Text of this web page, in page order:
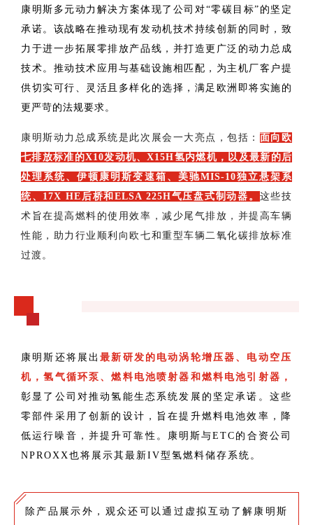
康明斯多元动力解决方案体现了公司对“零碳目标”的坚定
承诺。该战略在推动现有发动机技术持续创新的同时，致
力于进一步拓展零排放产品线，并打造更广泛的动力总成
技术。推动技术应用与基础设施相匹配，为主机厂客户提
供切实可行、灵活且多样化的选择，满足欧洲即将实施的
更严苛的法规要求。
康明斯动力总成系统是此次展会一大亮点，包括： 面向 欧
七排放标准的X10发动机、X15H氢内燃机，以及最新的后
处理系统、伊顿康明斯变速箱、美驰MIS-10独立悬架系
统、17X HE后桥和ELSA 225H气压盘式制动器。 这些技
术旨在提高燃料的使用效率，减少尾气排放，并提高车辆
性能，助力行业顺利向欧七和重型车辆二氧化碳排放标准
过渡。
康明斯还将展出最新研发的电动涡轮增压器、电动空压
机，氢气循环泵、燃料电池喷射器和燃料电池引射器，
彰显了公司对推动氢能生态系统发展的坚定承诺。这些
零部件采用了创新的设计，旨在提升燃料电池效率，降
低运行噪音，并提升可靠性。 康明斯与ETC的合资公司
NPROXX也将展示其最新IV型氢燃料储存系统。
除产品展示外，观众还可以通过虚拟互动了解康明斯